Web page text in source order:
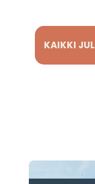
KAIKKI